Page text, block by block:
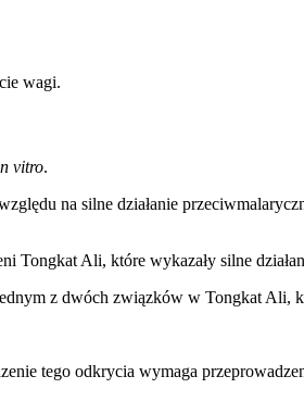
wagi.
vitro.
na silne działanie
Ali, które wykazały silne
z dwóch związków w Tongkat Ali,
tego odkrycia wymaga